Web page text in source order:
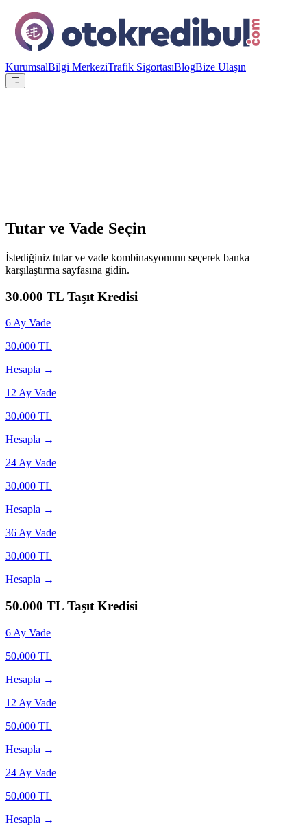
KurumsalBilgi MerkeziTrafik SigortasıBlogBize Ulaşın
Tutar ve Vade Seçin
İstediğiniz tutar ve vade kombinasyonunu seçerek banka
karşılaştırma sayfasına gidin.
30.000 TL Taşıt Kredisi
6 Ay Vade
30.000 TL
Hesapla →
12 Ay Vade
30.000 TL
Hesapla →
24 Ay Vade
30.000 TL
Hesapla →
36 Ay Vade
30.000 TL
Hesapla →
50.000 TL Taşıt Kredisi
6 Ay Vade
50.000 TL
Hesapla →
12 Ay Vade
50.000 TL
Hesapla →
24 Ay Vade
50.000 TL
Hesapla →